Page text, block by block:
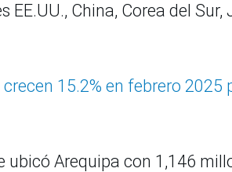
EE.UU., China, Corea del Sur,
15.2% en febrero
ubicó Arequipa con 1,146